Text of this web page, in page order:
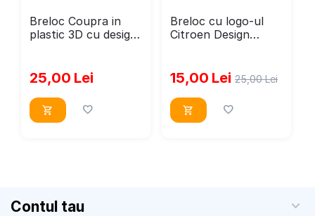
Breloc Coupra in
plastic 3D cu design
durabil
25,00 Lei
Breloc cu logo-ul
Citroen Design
15,00 Lei 25,00 Lei
Contul tau